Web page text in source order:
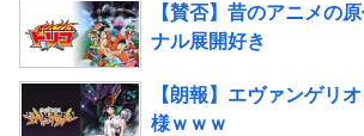
【賛否】昔のアニメの
ナル展開好き
【朗報】エヴァンゲリ
様ｗｗｗ